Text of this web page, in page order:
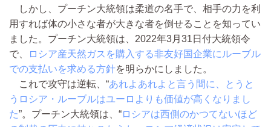
しかし、プーチン大統領は柔道の名手で、相手の力を利
用すれば体の小さな者が大きな者を倒せることを知ってい
ました。プーチン大統領は、2022年3月31日付大統領令
で、
ロシア産天然ガスを購入する非友好国企業にルーブル
での支払いを求める方針を明らかにしました。
これで攻守は逆転、“あれよあれよと言う間に、とうと
うロシア・ルーブルはユーロよりも価値が高くなりまし
た”。プーチン大統領は、“ロシアは西側のかつてないほど